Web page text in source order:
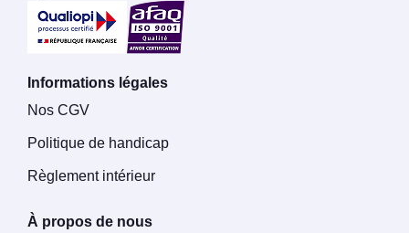
Informations légales
Nos CGV
Politique de handicap
Règlement intérieur
À propos de nous